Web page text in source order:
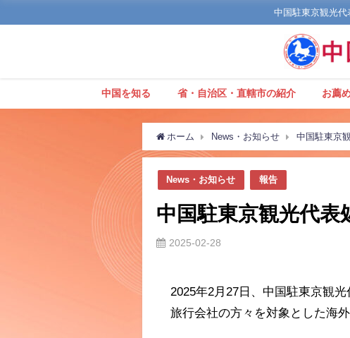
中国駐東京観光代
中国を知る 省・自治区・直轄市の紹介 お薦
ホーム News・お知らせ 中国駐東京
News・お知らせ 報告
中国駐東京観光代
2025-02-28
2025年2月27日、中国駐東京観
旅行会社の方々を対象とした海